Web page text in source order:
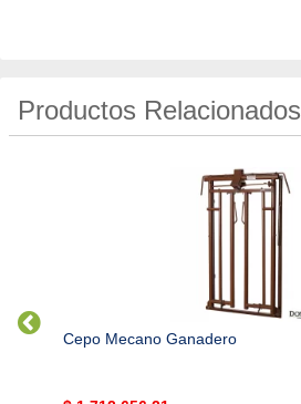
Productos Relacionados
Cepo Mecano Ganadero